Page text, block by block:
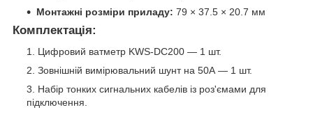
Монтажні розміри приладу: 79 × 37.5 × 20.7 мм
Комплектація:
Цифровий ватметр KWS-DC200 — 1 шт.
Зовнішній вимірювальний шунт на 50А — 1 шт.
Набір тонких сигнальних кабелів із роз'ємами для
підключення.